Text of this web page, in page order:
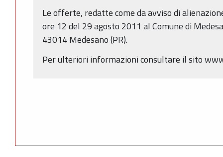
Le offerte, redatte come da avviso di
ore 12 del 29 agosto 2011 al Comune di
43014 Medesano (PR).
Per ulteriori informazioni consultare il sito